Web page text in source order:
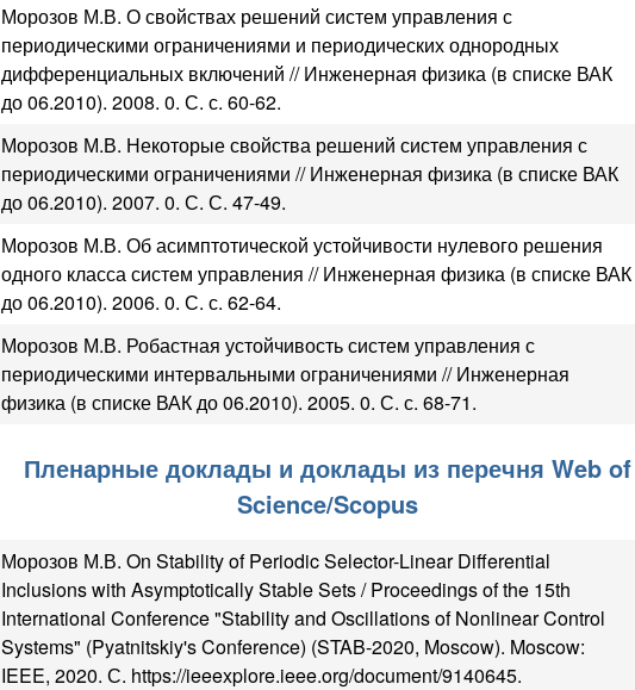
Морозов М.В. О свойствах решений систем управления с
периодическими ограничениями и периодических однородных
дифференциальных включений // Инженерная физика (в списке ВАК
до 06.2010). 2008. 0. С. с. 60-62.
Морозов М.В. Некоторые свойства решений систем управления с
периодическими ограничениями // Инженерная физика (в списке ВАК
до 06.2010). 2007. 0. С. С. 47-49.
Морозов М.В. Об асимптотической устойчивости нулевого решения
одного класса систем управления // Инженерная физика (в списке ВАК
до 06.2010). 2006. 0. С. с. 62-64.
Морозов М.В. Робастная устойчивость систем управления с
периодическими интервальными ограничениями // Инженерная
физика (в списке ВАК до 06.2010). 2005. 0. С. с. 68-71.
Пленарные доклады и доклады из перечня Web of
Science/Scopus
Морозов М.В. On Stability of Periodic Selector-Linear Differential
Inclusions with Asymptotically Stable Sets / Proceedings of the 15th
International Conference "Stability and Oscillations of Nonlinear Control
Systems" (Pyatnitskiy's Conference) (STAB-2020, Moscow). Moscow:
IEEE, 2020. С. https://ieeexplore.ieee.org/document/9140645.